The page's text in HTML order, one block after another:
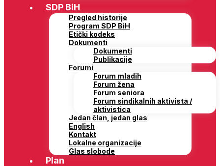
SDP BiH
Pregled historije
Program SDP BiH
Etički kodeks
Dokumenti
Dokumenti
Publikacije
Forumi
Forum mladih
Forum žena
Forum seniora
Forum sindikalnih aktivista /
aktivistica
Jedan član, jedan glas
English
Kontakt
Lokalne organizacije
Glas slobode
Plan